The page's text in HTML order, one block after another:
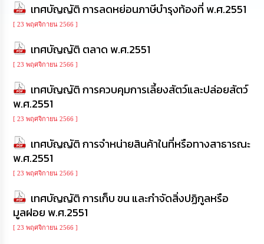
การ
ดำเนิน
การ
เพื่อ
ป้องกัน
การ
ทุจริต
มาตรการ
ส่ง
เสริม
คุณธรรม
และ
ความ
โปร่งใส
ร้อง
เรียน
ร้อง
ทุกข์
เทศบัญญัติ การลดหย่อนภาษีบำรุงท้องที่ พ.ศ.2551
[ 23 พฤศจิกายน 2566 ]
เทศบัญญัติ ตลาด พ.ศ.2551
[ 23 พฤศจิกายน 2566 ]
เทศบัญญัติ การควบคุมการเลี้ยงสัตว์และปล่อยสัตว์
พ.ศ.2551
[ 23 พฤศจิกายน 2566 ]
เทศบัญญัติ การจำหน่ายสินค้าในที่หรือทางสาธารณะ
พ.ศ.2551
[ 23 พฤศจิกายน 2566 ]
เทศบัญญัติ การเก็บ ขน และกำจัดสิ่งปฏิกูลหรือ
มูลฝอย พ.ศ.2551
[ 23 พฤศจิกายน 2566 ]